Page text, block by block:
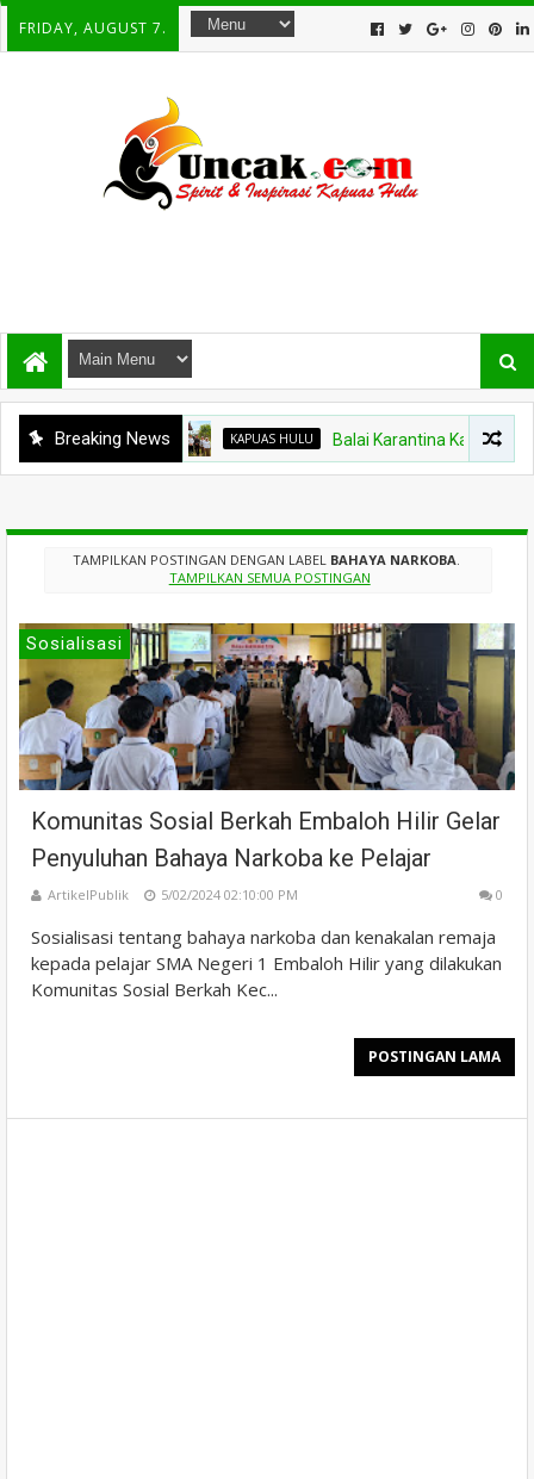
FRIDAY, AUGUST 7.
Breaking News KAPUAS HULU Balai Karantina Kalbar Tinjau
TAMPILKAN POSTINGAN DENGAN LABEL BAHAYA NARKOBA.
TAMPILKAN SEMUA POSTINGAN
Sosialisasi
Komunitas Sosial Berkah Embaloh Hilir Gelar
Penyuluhan Bahaya Narkoba ke Pelajar
ArtikelPublik 5/02/2024 02:10:00 PM 0
Sosialisasi tentang bahaya narkoba dan kenakalan remaja
kepada pelajar SMA Negeri 1 Embaloh Hilir yang dilakukan
Komunitas Sosial Berkah Kec...
POSTINGAN LAMA